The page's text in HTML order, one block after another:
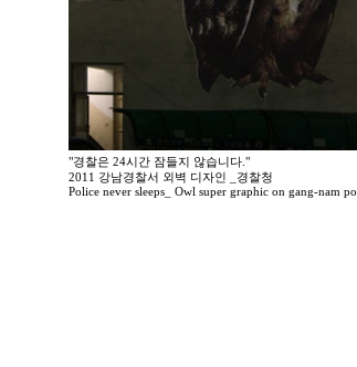
"경찰은 24시간 잠들지 않습니다."
2011 강남경찰서 외벽 디자인 _경찰청
Police never sleeps_ Owl super graphic on gang-nam